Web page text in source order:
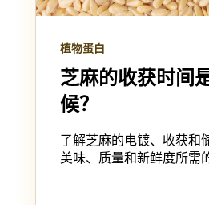
植物蛋白
芝麻的收获时间
候？
了解芝麻的电镀、收获和
美味、质量和新鲜度所需